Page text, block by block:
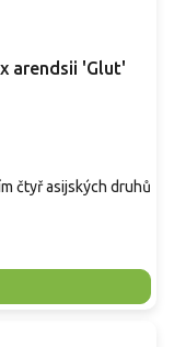
arendsii 'Glut'
čtyř asijských druhů